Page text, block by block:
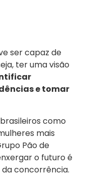
ser capaz de
ter uma visão
e tomar
como
mais
Pão de
o futuro é
concorrência.